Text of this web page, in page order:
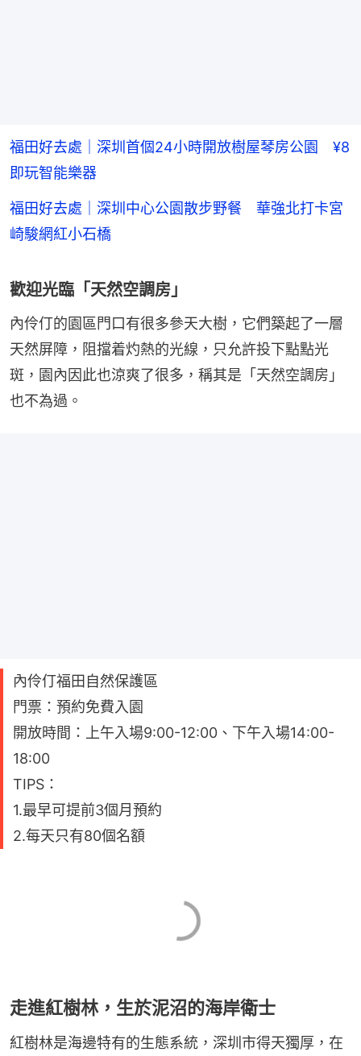
福田好去處｜深圳首個24小時開放樹屋琴房公園 ¥8
即玩智能樂器
福田好去處｜深圳中心公園散步野餐 華強北打卡宮
崎駿網紅小石橋
歡迎光臨「天然空調房」
內伶仃的園區門口有很多參天大樹，它們築起了一層
天然屏障，阻擋着灼熱的光線，只允許投下點點光
斑，園內因此也涼爽了很多，稱其是「天然空調房」
也不為過。
內伶仃福田自然保護區
門票：預約免費入園
開放時間：上午入場9:00-12:00、下午入場14:00-
18:00
TIPS：
1.最早可提前3個月預約
2.每天只有80個名額
走進紅樹林，生於泥沼的海岸衛士
紅樹林是海邊特有的生態系統，深圳市得天獨厚，在